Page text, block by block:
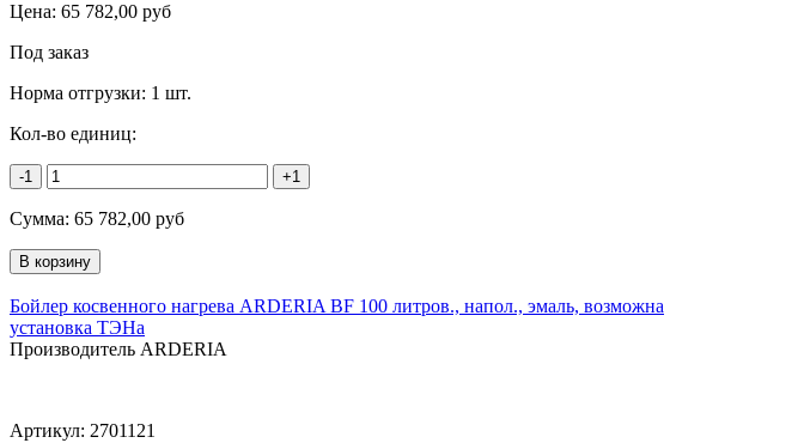
Цена: 65 782,00 руб
Под заказ
Норма отгрузки: 1 шт.
Кол-во единиц:
-1 +1
Сумма: 65 782,00 руб
Бойлер косвенного нагрева ARDERIA BF 100 литров., напол., эмаль, возможна
установка ТЭНа
Производитель ARDERIA
Артикул: 2701121